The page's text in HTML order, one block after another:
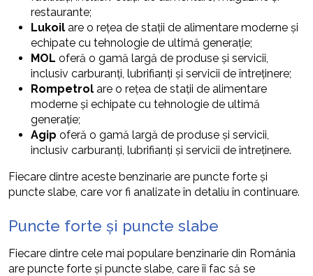
restaurante;
Lukoil are o rețea de stații de alimentare moderne și
echipate cu tehnologie de ultimă generație;
MOL oferă o gamă largă de produse și servicii,
inclusiv carburanți, lubrifianți și servicii de întreținere;
Rompetrol are o rețea de stații de alimentare
moderne și echipate cu tehnologie de ultimă
generație;
Agip oferă o gamă largă de produse și servicii,
inclusiv carburanți, lubrifianți și servicii de întreținere.
Fiecare dintre aceste benzinarie are puncte forte și
puncte slabe, care vor fi analizate în detaliu în continuare.
Puncte forte și puncte slabe
Fiecare dintre cele mai populare benzinarie din România
are puncte forte și puncte slabe, care îi fac să se